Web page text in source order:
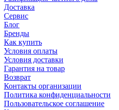
Доставка
Сервис
Блог
Бренды
Как купить
Условия оплаты
Условия доставки
Гарантия на товар
Возврат
Контакты организации
Политика конфиденциальности
Пользовательское соглашение